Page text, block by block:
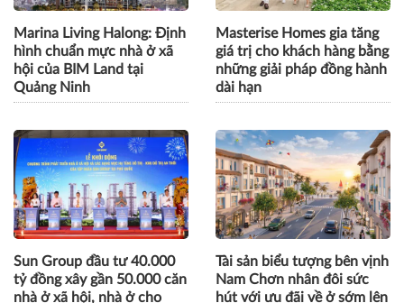
Marina Living Halong: Định
hình chuẩn mực nhà ở xã
hội của BIM Land tại
Quảng Ninh
Masterise Homes gia tăng
giá trị cho khách hàng bằng
những giải pháp đồng hành
dài hạn
Sun Group đầu tư 40.000
tỷ đồng xây gần 50.000 căn
nhà ở xã hội, nhà ở cho
Tài sản biểu tượng bên vịnh
Nam Chơn nhân đôi sức
hút với ưu đãi về ở sớm lên